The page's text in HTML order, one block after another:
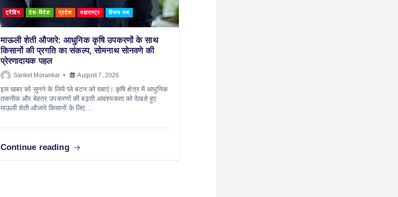
ट्रेंडिंग देश-विदेश प्रदेश महाराष्ट्र विजय पथ
माऊली शेती औजारे: आधुनिक कृषि उपकरणों के साथ
किसानों की प्रगति का संकल्प, सोमनाथ सोनवणे की
प्रेरणादायक पहल
Sanket Morankar August 7, 2026
इस खबर को सुनने के लिये प्ले बटन को दबाएं। कृषि क्षेत्र में आधुनिक
तकनीक और बेहतर उपकरणों की बढ़ती आवश्यकता को देखते हुए
माऊली शेती औजारे किसानों के लिए…
Continue reading